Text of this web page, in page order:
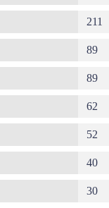
211
89
89
62
52
40
30